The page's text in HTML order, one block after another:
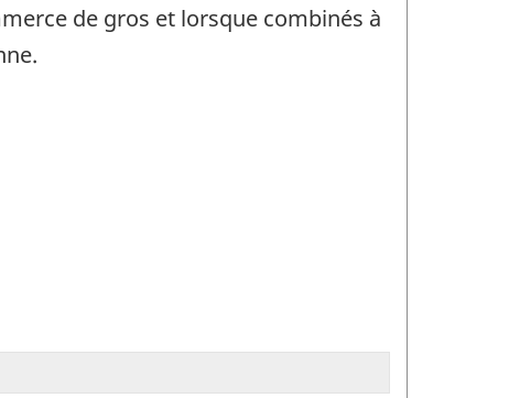
de gros et lorsque combinés à